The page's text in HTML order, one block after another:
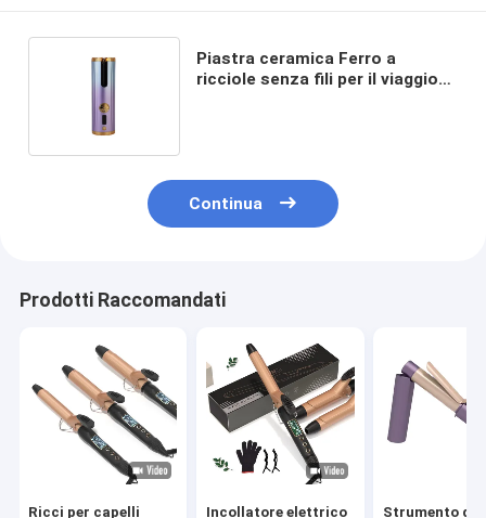
Piastra ceramica Ferro a
ricciole senza fili per il viaggio
Continua
Prodotti Raccomandati
Ricci per capelli Incollatore elettrico Strumento di